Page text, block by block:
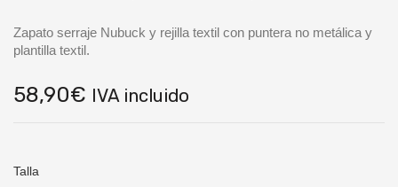
Zapato serraje Nubuck y rejilla textil con puntera no metálica y
plantilla textil.
58,90€ IVA incluido
Talla